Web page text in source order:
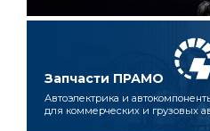
Запчасти ПРАМО
Автоэлектрика и
для коммерческих и грузовых